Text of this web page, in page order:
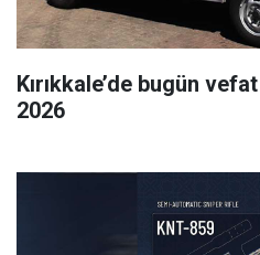
Kırıkkale’de bugün
2026